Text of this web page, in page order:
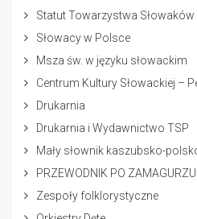
Statut Towarzystwa
Słowacy w Polsce
Msza św. w języku słowackim
Centrum Kultury Słowackiej –
Drukarnia
Drukarnia i Wydawnictwo TSP
Mały słownik kaszubsko-
PRZEWODNIK PO
Zespoły folklorystyczne